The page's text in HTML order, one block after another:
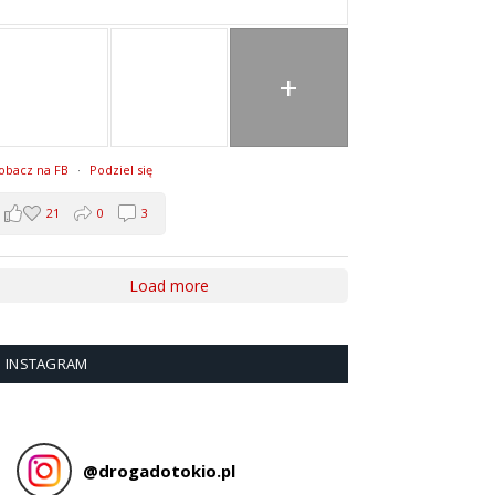
+
na FB · Podziel się
21 0 3
Load more
INSTAGRAM
@drogadotokio.pl